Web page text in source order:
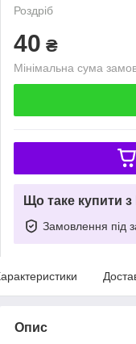
Роздріб
40 ₴
Мінімальна сума
Що таке купити
Замовлення під
Опис